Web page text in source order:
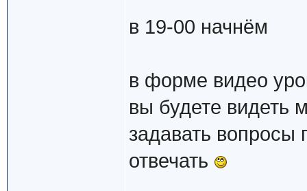
в 19-00 начнём
в форме видео
вы будете видеть
задавать вопросы
отвечать